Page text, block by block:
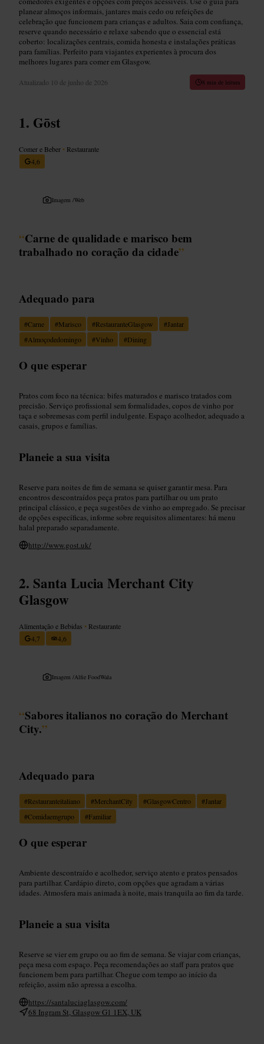
planear almoços informais, jantares mais cedo ou refeições de
celebração que funcionem para crianças e adultos. Saia com confiança,
reserve quando necessário e relaxe sabendo que o essencial está
coberto: localizações centrais, comida honesta e instalações práticas
para famílias. Perfeito para viajantes experientes à procura dos
melhores lugares para comer em Glasgow.
Atualizado 10 de junho de 2026 8 min de leitura
Gōst
Comer e Beber • Restaurante
4,6
Imagem /Web
“Carne de qualidade e marisco bem
trabalhado no coração da cidade”
Adequado para
#Carne #Marisco #RestauranteGlasgow #Jantar
#Almoçodedomingo #Vinho #Dining
O que esperar
Pratos com foco na técnica: bifes maturados e marisco tratados com
precisão. Serviço profissional sem formalidades, copos de vinho por
taça e sobremesas com perfil indulgente. Espaço acolhedor, adequado a
casais, grupos e famílias.
Planeie a sua visita
Reserve para noites de fim de semana se quiser garantir mesa. Para
encontros descontraídos peça pratos para partilhar ou um prato
principal clássico, e peça sugestões de vinho ao empregado. Se precisar
de opções específicas, informe sobre requisitos alimentares: há menu
halal preparado separadamente.
http://www.gost.uk/
Santa Lucia Merchant City
Glasgow
Alimentação e Bebidas • Restaurante
4,7
4,6
Imagem /Alfie FoodWala
“Sabores italianos no coração do Merchant
City.”
Adequado para
#Restauranteitaliano #MerchantCity #GlasgowCentro #Jantar
#Comidaemgrupo #Familiar
O que esperar
Ambiente descontraído e acolhedor, serviço atento e pratos pensados
para partilhar. Cardápio direto, com opções que agradam a várias
idades. Atmosfera mais animada à noite, mais tranquila ao fim da tarde.
Planeie a sua visita
Reserve se vier em grupo ou ao fim de semana. Se viajar com crianças,
peça mesa com espaço. Peça recomendações ao staff para pratos que
funcionem bem para partilhar. Chegue com tempo ao início da
refeição, assim não apressa a escolha.
https://santaluciaglasgow.com/
68 Ingram St, Glasgow G1 1EX, UK